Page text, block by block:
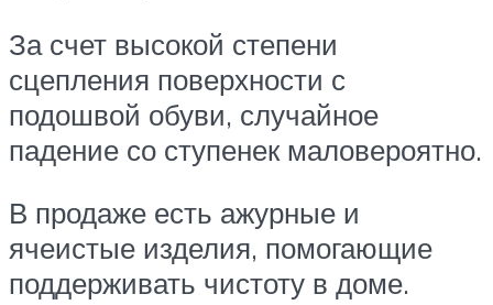
За счет высокой степени
сцепления поверхности с
подошвой обуви, случайное
падение со ступенек маловероятно.
В продаже есть ажурные и
ячеистые изделия, помогающие
поддерживать чистоту в доме.